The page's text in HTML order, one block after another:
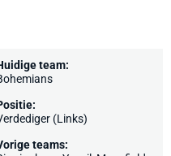
team:
(Links)
teams: